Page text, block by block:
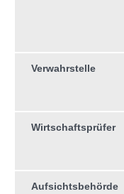
Verwahrstelle
Wirtschaftsprüfer
Aufsichtsbehörde